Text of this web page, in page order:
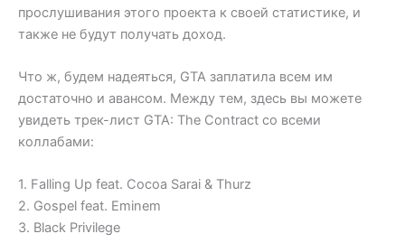
прослушивания этого проекта к своей статистике, и
также не будут получать доход.
Что ж, будем надеяться, GTA заплатила всем им
достаточно и авансом. Между тем, здесь вы можете
увидеть трек-лист GTA: The Contract со всеми
коллабами:
1. Falling Up feat. Cocoa Sarai & Thurz
2. Gospel feat. Eminem
3. Black Privilege